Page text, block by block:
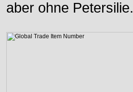
aber ohne Petersilie.